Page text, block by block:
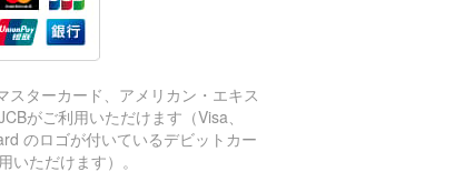
スターカード、アメリカン・エキス
がご利用いただけます（Visa、
のロゴが付いているデビットカー
いただけます）。